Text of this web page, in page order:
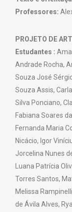
Professores:
PROJETO DE
Estudantes :
Andrade Rocha,
Souza José
Souza Assis,
Silva Ponciano,
Fabiana Soares
Fernanda Maria
Nicácio, Igor
Jorcelina Nunes
Luana Patrícia
Torres Santos,
Melissa
de Ávila Alves,